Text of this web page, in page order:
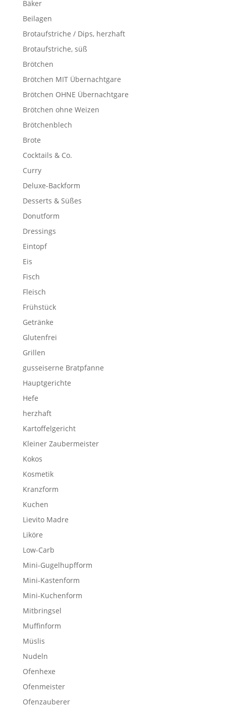
Bäker
Beilagen
Brotaufstriche / Dips, herzhaft
Brotaufstriche, süß
Brötchen
Brötchen MIT Übernachtgare
Brötchen OHNE Übernachtgare
Brötchen ohne Weizen
Brötchenblech
Brote
Cocktails & Co.
Curry
Deluxe-Backform
Desserts & Süßes
Donutform
Dressings
Eintopf
Eis
Fisch
Fleisch
Frühstück
Getränke
Glutenfrei
Grillen
gusseiserne Bratpfanne
Hauptgerichte
Hefe
herzhaft
Kartoffelgericht
Kleiner Zaubermeister
Kokos
Kosmetik
Kranzform
Kuchen
Lievito Madre
Liköre
Low-Carb
Mini-Gugelhupfform
Mini-Kastenform
Mini-Kuchenform
Mitbringsel
Muffinform
Müslis
Nudeln
Ofenhexe
Ofenmeister
Ofenzauberer